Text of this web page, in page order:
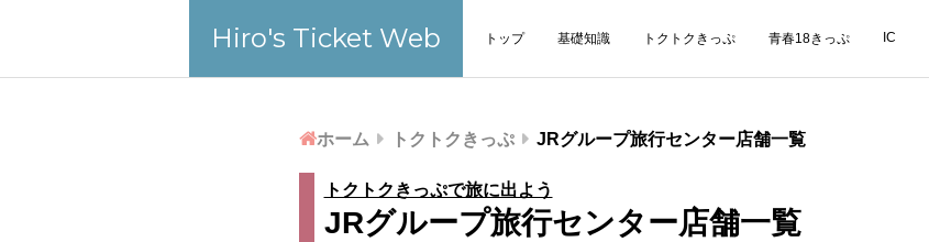
Hiro's Ticket Web トップ 基礎知識 トクトクきっぷ 青春18きっぷ IC
ホーム トクトクきっぷ JRグループ旅行センター店舗一覧
トクトクきっぷで旅に出よう
JRグループ旅行センター店舗一覧